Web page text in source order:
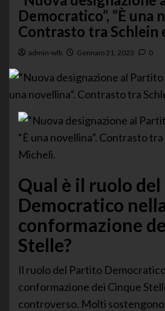
Democratico”, “È una
Contrasto tra Schlein
admin-wlb Gennaio 21, 2023 0
Qual è il ruolo
Democratico
conformazione
Stelle?
Il ruolo del Partito
conformazione dei Cinque
controverso. Molti sostengono